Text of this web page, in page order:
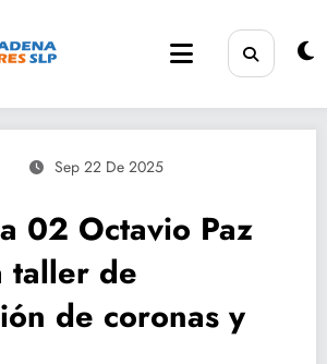
Sep 22 De 2025
02 Octavio Paz
taller de
de coronas y